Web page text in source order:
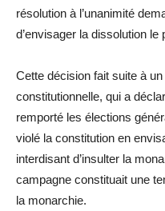
résolution à l’unanimité
d’envisager la dissolution le
Cette décision fait suite à
constitutionnelle, qui a
remporté les élections
violé la constitution en
interdisant d’insulter la
campagne constituait une
la monarchie.